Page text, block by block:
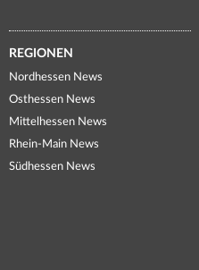
REGIONEN
Nordhessen News
Osthessen News
Mittelhessen News
Rhein-Main News
Südhessen News